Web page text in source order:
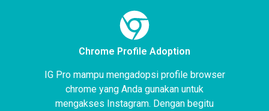
Chrome Profile Adoption
IG Pro mampu mengadopsi profile browser
chrome yang Anda gunakan untuk
mengakses Instagram. Dengan begitu